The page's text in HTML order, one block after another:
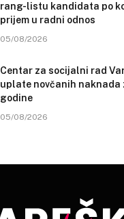
rang-listu kandidata po
prijem u radni odnos
05/08/2026
Centar za socijalni rad
uplate novčanih naknada
godine
05/08/2026